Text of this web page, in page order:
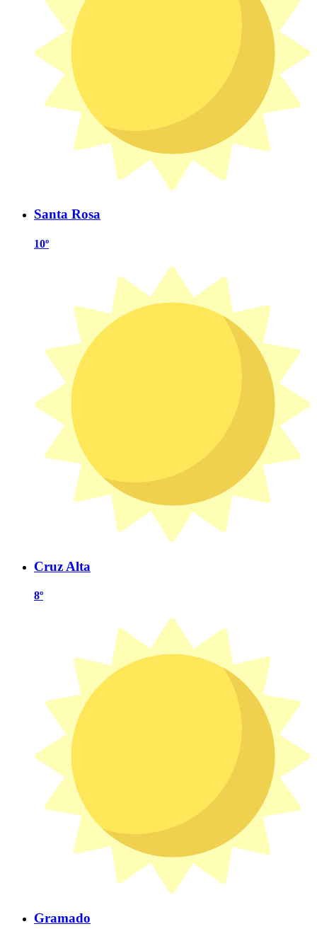
Santa Rosa
10º
Cruz Alta
8º
Gramado